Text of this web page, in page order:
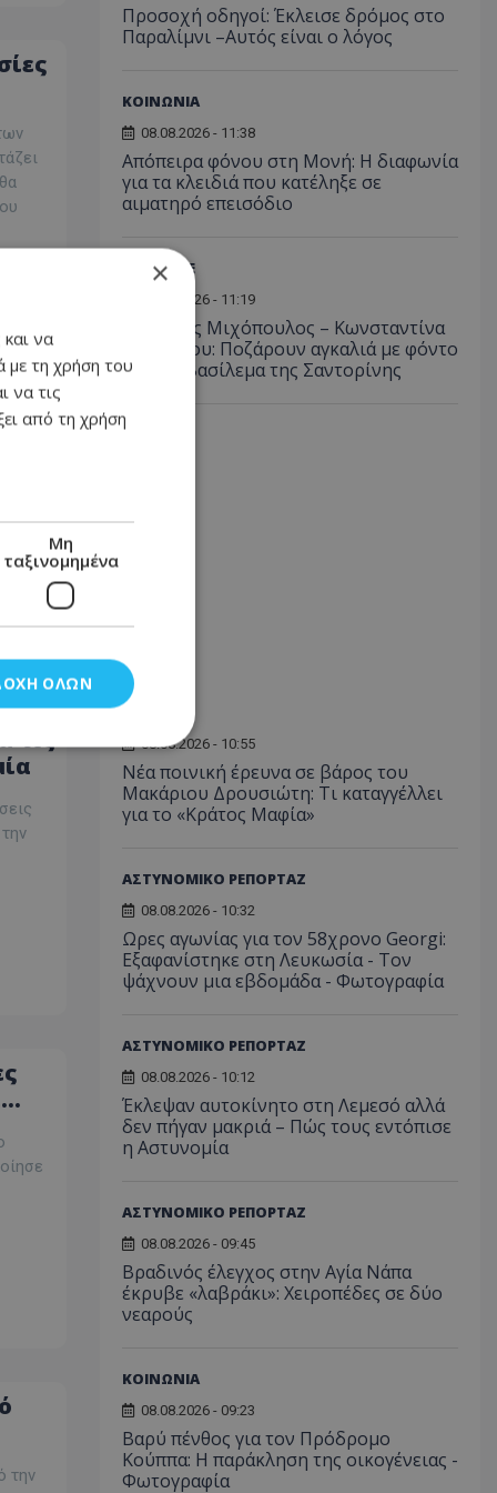
τις
την
Προσοχή οδηγοί: Έκλεισε δρόμος στο
Παραλίμνι –Αυτός είναι ο λόγος
ΚΟΙΝΩΝΙΑ
08.08.2026 - 11:38
Απόπειρα φόνου στη Μονή: Η διαφωνία
για τα κλειδιά που κατέληξε σε
αιματηρό επεισόδιο
LIFESTYLE
08.08.2026 - 11:19
Φίλιππος Μιχόπουλος – Κωνσταντίνα
Ευριπίδου: Ποζάρουν αγκαλιά με φόντο
το ηλιοβασίλεμα της Σαντορίνης
ΠΟΛΙΤΙΚΗ
08.08.2026 - 10:55
Νέα ποινική έρευνα σε βάρος του
Μακάριου Δρουσιώτη: Τι καταγγέλλει
για το «Κράτος Μαφία»
ΑΣΤΥΝΟΜΙΚΟ ΡΕΠΟΡΤΑΖ
08.08.2026 - 10:32
Ωρες αγωνίας για τον 58χρονο Georgi:
Εξαφανίστηκε στη Λευκωσία - Toν
ψάχνουν μια εβδομάδα - Φωτογραφία
ΑΣΤΥΝΟΜΙΚΟ ΡΕΠΟΡΤΑΖ
08.08.2026 - 10:12
Έκλεψαν αυτοκίνητο στη Λεμεσό αλλά
δεν πήγαν μακριά – Πώς τους εντόπισε
η Αστυνομία
ΑΣΤΥΝΟΜΙΚΟ ΡΕΠΟΡΤΑΖ
08.08.2026 - 09:45
Βραδινός έλεγχος στην Αγία Νάπα
έκρυβε «λαβράκι»: Χειροπέδες σε δύο
νεαρούς
ΚΟΙΝΩΝΙΑ
08.08.2026 - 09:23
Βαρύ πένθος για τον Πρόδρομο
Κούππα: Η παράκληση της οικογένειας -
Φωτογραφία
×
και να
με τη χρήση του
να τις
από τη χρήση
Μη
ταξινομημένα
ΌΛΩΝ
και τη
cookies.
χρήστης
ιστότοπο και
που μπορεί να
λόγω ιστότοπο.
επωφελές
προκειμένου να
σχετικά με